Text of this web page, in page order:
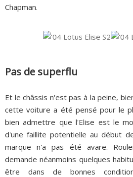
Chapman.
Pas de superflu
Et le châssis n'est pas à la peine,
cette voiture a été pensé pour le
bien admettre que l'Elise est le
d'une faillite potentielle au début
marque n'a pas été avare.
demande néanmoins quelques
être dans de bonnes